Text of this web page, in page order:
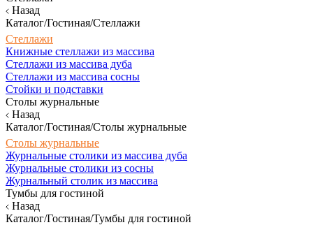
Назад
Каталог/Гостиная/Стеллажи
Стеллажи
Книжные стеллажи из массива
Стеллажи из массива дуба
Стеллажи из массива сосны
Стойки и подставки
Столы журнальные
Назад
Каталог/Гостиная/Столы журнальные
Столы журнальные
Журнальные столики из массива дуба
Журнальные столики из сосны
Журнальный столик из массива
Тумбы для гостиной
Назад
Каталог/Гостиная/Тумбы для гостиной